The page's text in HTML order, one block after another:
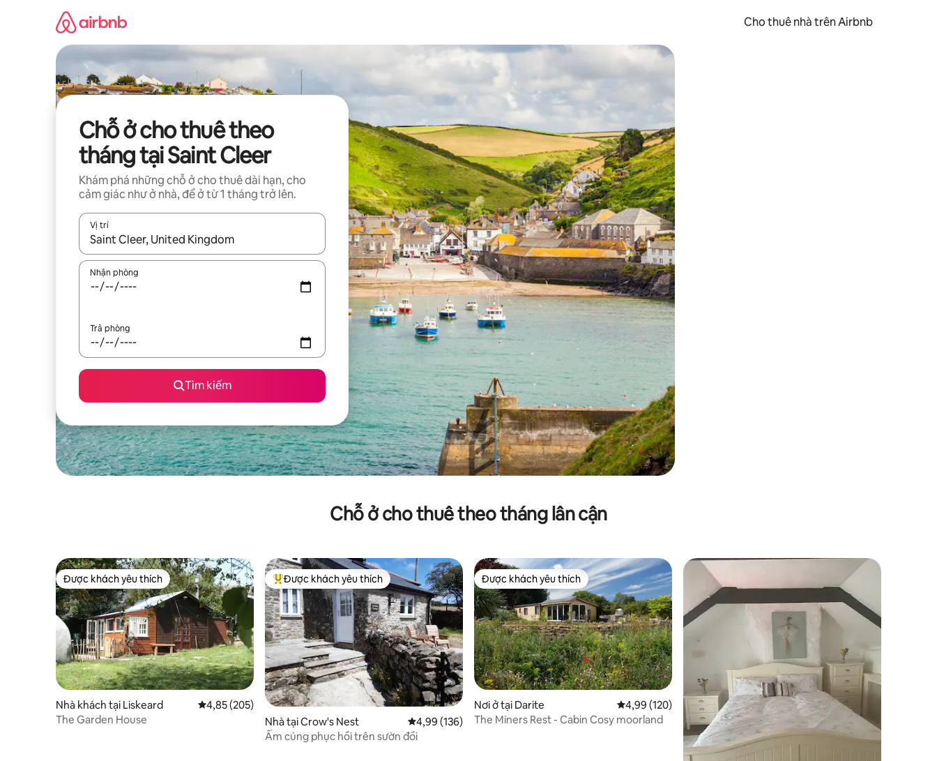
Cho thuê nhà trên Airbnb
Chỗ ở cho thuê theo
tháng tại Saint Cleer
Khám phá những chỗ ở cho thuê dài hạn, cho
cảm giác như ở nhà, để ở từ 1 tháng trở lên.
Vị trí
Khi có kết quả, hãy điều hướng bằng phím mũi tên lên và xuống hoặc khám phá bằng các thao tác chạm hoặc vuốt.
Nhận phòng
Trả phòng
Tìm kiếm
Chỗ ở cho thuê theo tháng lân cận
Được khách yêu thích
Được khách yêu thích
Nhà khách tại Liskeard Xếp hạng trung bình 4,85/5, 205 đánh giá
4,85 (205)
The Garden House
Được khách yêu thích nhất
Được khách yêu thích
Nhà tại Crow's Nest Xếp hạng trung bình 4,99/5, 136 đánh giá
4,99 (136)
Ấm cúng phục hồi trên sườn đồi
Được khách yêu thích
Được khách yêu thích
Nơi ở tại Darite Xếp hạng trung bình 4,99/5, 120 đánh giá
4,99 (120)
The Miners Rest - Cabin Cosy moorland